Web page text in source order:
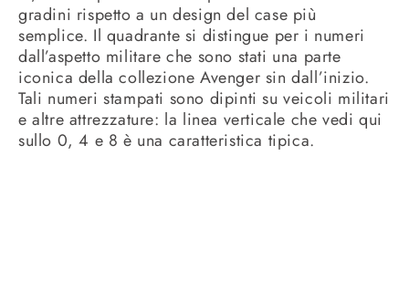
gradini rispetto a un design del case più
semplice. Il quadrante si distingue per i numeri
dall’aspetto militare che sono stati una parte
iconica della collezione Avenger sin dall’inizio.
Tali numeri stampati sono dipinti su veicoli militari
e altre attrezzature: la linea verticale che vedi qui
sullo 0, 4 e 8 è una caratteristica tipica.